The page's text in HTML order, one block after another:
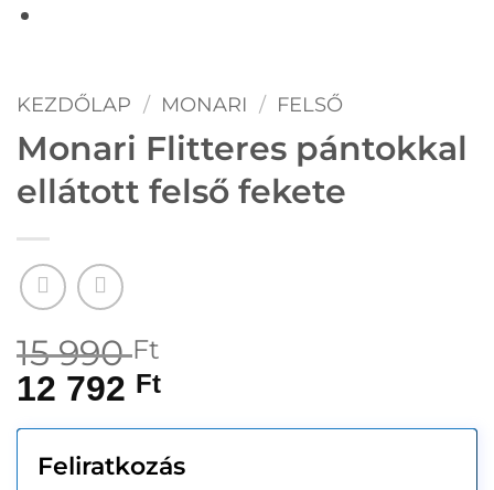
KEZDŐLAP / MONARI / FELSŐ
Monari Flitteres pántokkal
ellátott felső fekete
15 990Ft
12 792 Ft
Feliratkozás